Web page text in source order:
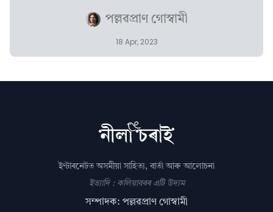
পল্লৱপ্ৰাণ গোস্বামী
18 Apr, 2023
ইণ্টাৰনেটত অসমীয়া সাহিত্য, বাৰ্তা আৰু আলোচনা
ইত্যাদি : কলিয়াবৰৰ এটি উদ্যম
সম্পাদক: পল্লৱপ্ৰাণ গোস্বামী